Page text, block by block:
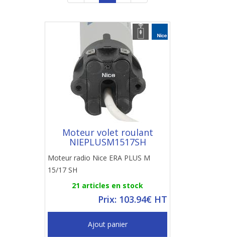
Moteur volet roulant
NIEPLUSM1517SH
Moteur radio Nice ERA PLUS M
15/17 SH
21 articles en stock
Prix: 103.94€ HT
Ajout panier